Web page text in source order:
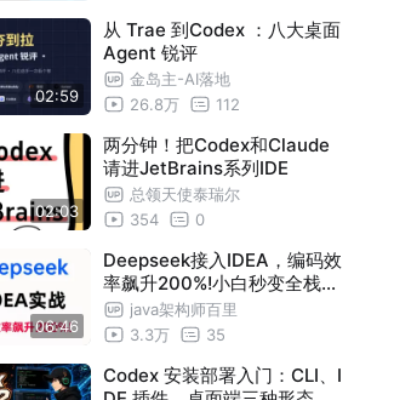
02:59
从 Trae 到Codex ：八大桌面
Agent 锐评
金岛主-AI落地
26.8万
112
02:03
两分钟！把Codex和Claude
请进JetBrains系列IDE
总领天使泰瑞尔
354
0
06:46
Deepseek接入IDEA，编码效
率飙升200%!小白秒变全栈大
神!IDEA插件配置一键抄作业
，赶紧学起来!
java架构师百里
3.3万
35
Codex 安装部署入门：CLI、I